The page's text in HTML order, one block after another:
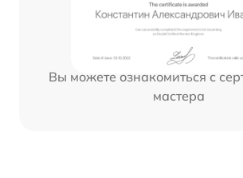
Вы можете ознакомиться с
мастера